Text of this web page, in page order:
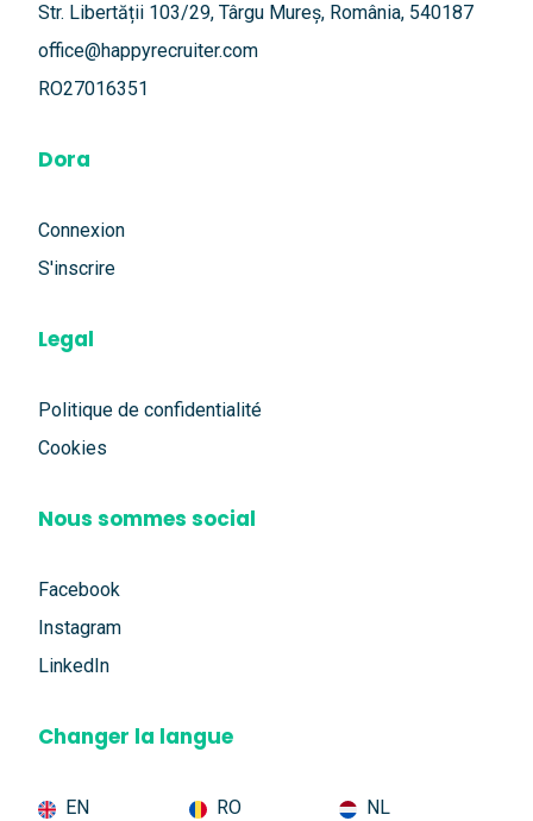
Str. Libertății 103/29, Târgu Mureș, România, 540187
office@happyrecruiter.com
RO27016351
Dora
Connexion
S'inscrire
Legal
Politique de confidentialité
Cookies
Nous sommes social
Facebook
Instagram
LinkedIn
Changer la langue
EN RO NL